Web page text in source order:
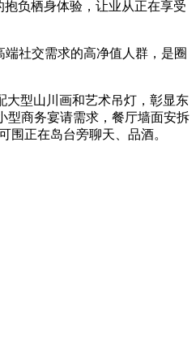
抱负栖身体验，让业从正在享受
社交需求的高净值人群，是圈
型山川画和艺术吊灯，彰显东
型商务宴请需求，餐厅墙面安拆
围正在岛台旁聊天、品酒。